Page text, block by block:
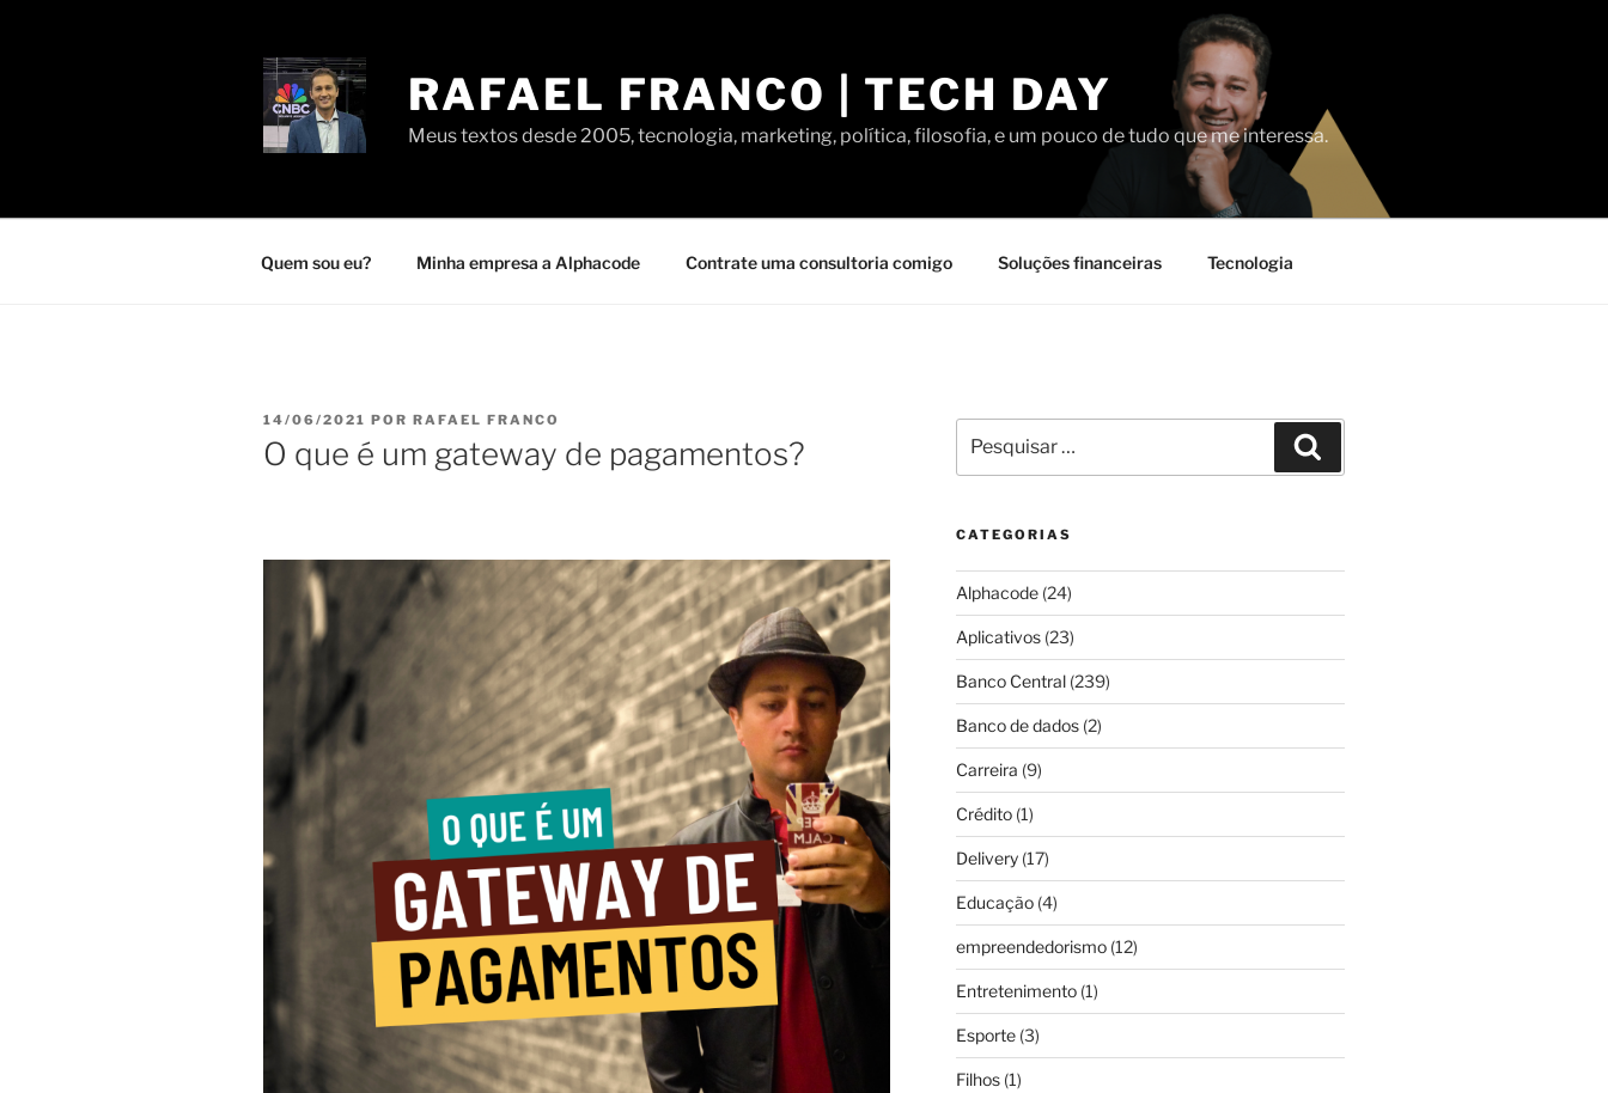
RAFAEL FRANCO | TECH DAY
Meus textos desde 2005, tecnologia, marketing, política, filosofia, e um pouco de tudo que me interessa.
Quem sou eu? Minha empresa a Alphacode Contrate uma consultoria comigo Soluções financeiras Tecnologia
PUBLICADO
EM
14/06/2021 POR RAFAEL FRANCO
O que é um gateway de pagamentos?
por:
CATEGORIAS
Alphacode(24)
Aplicativos(23)
Banco Central(239)
Banco de dados(2)
Carreira (9)
Crédito(1)
Delivery(17)
Educação(4)
empreendedorismo(12)
Entretenimento(1)
Esporte(3)
Filhos(1)